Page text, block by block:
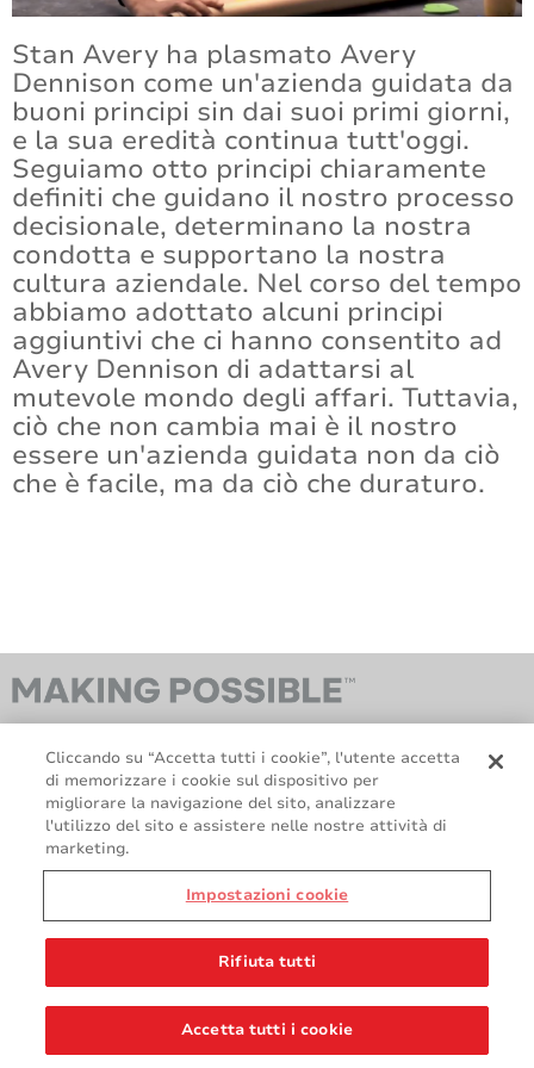
Certificazioni e conformità
Contattateci
Stan Avery ha plasmato Avery
Dennison come un'azienda guidata da
buoni principi sin dai suoi primi giorni,
e la sua eredità continua tutt'oggi.
Seguiamo otto principi chiaramente
definiti che guidano il nostro processo
decisionale, determinano la nostra
condotta e supportano la nostra
cultura aziendale. Nel corso del tempo
abbiamo adottato alcuni principi
aggiuntivi che ci hanno consentito ad
Avery Dennison di adattarsi al
mutevole mondo degli affari. Tuttavia,
ciò che non cambia mai è il nostro
essere un'azienda guidata non da ciò
che è facile, ma da ciò che duraturo.
Politica legale e sulla privacy Termini e condizioni di vendita
Contattaci
Cliccando su “Accetta tutti i cookie”, l'utente accetta
di memorizzare i cookie sul dispositivo per
migliorare la navigazione del sito, analizzare
l'utilizzo del sito e assistere nelle nostre attività di
marketing.
Impostazioni cookie
Rifiuta tutti
Accetta tutti i cookie